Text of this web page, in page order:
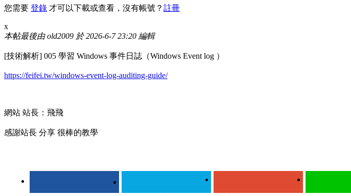
您需要 登錄 才可以下載或查看，沒有帳號？ 註冊
x
本帖最後由 old2009 於 2026-6-7 23:20 編輯
[技術解析] 005 學習 Windows 事件日誌（Windows Event log ）
https://feifei.tw/windows-event-log-auditing-guide/
網站 站長：飛飛
感謝站長 分享 很棒的教學